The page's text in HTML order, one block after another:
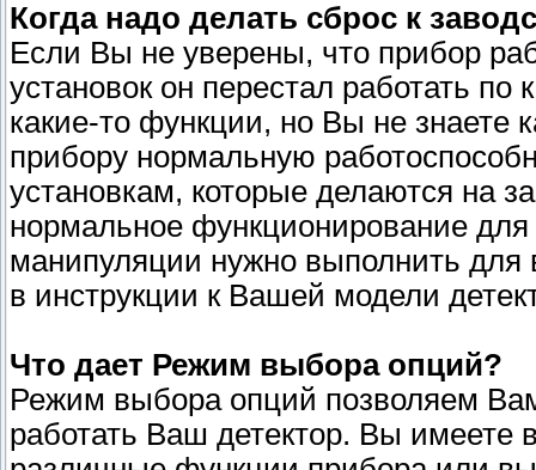
Когда надо делать сброс к
Если Вы не уверены, что прибор
установок он перестал работать
какие-то функции, но Вы не знаете
прибору нормальную
установкам, которые делаются на
нормальное функционирование
манипуляции нужно выполнить для
в инструкции к Вашей модели
Что дает Режим выбора опций?
Режим выбора опций позволяем
работать Ваш детектор. Вы имеете